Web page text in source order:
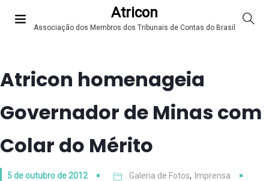
Atricon
Associação dos Membros dos Tribunais de Contas do Brasil
Atricon homenageia
Governador de Minas com
Colar do Mérito
5 de outubro de 2012 Galeria de Fotos,
Imprensa